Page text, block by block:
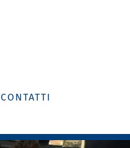
CONTATTI